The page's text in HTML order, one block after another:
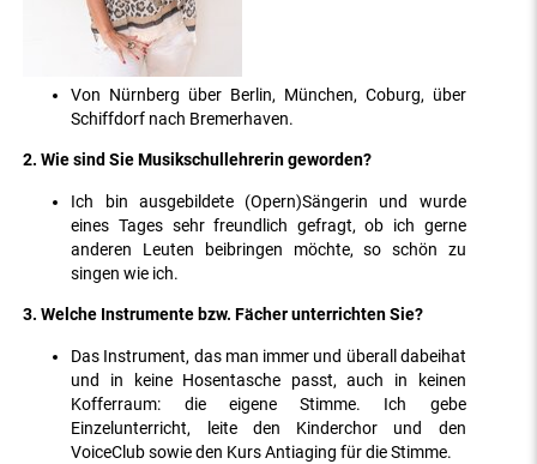
Von Nürnberg über Berlin, München, Coburg, über
Schiffdorf nach Bremerhaven.
2. Wie sind Sie Musikschullehrerin geworden?
Ich bin ausgebildete (Opern)Sängerin und wurde
eines Tages sehr freundlich gefragt, ob ich gerne
anderen Leuten beibringen möchte, so schön zu
singen wie ich.
3. Welche Instrumente bzw. Fächer unterrichten Sie?
Das Instrument, das man immer und überall dabeihat
und in keine Hosentasche passt, auch in keinen
Kofferraum: die eigene Stimme. Ich gebe
Einzelunterricht, leite den Kinderchor und den
VoiceClub sowie den Kurs Antiaging für die Stimme.